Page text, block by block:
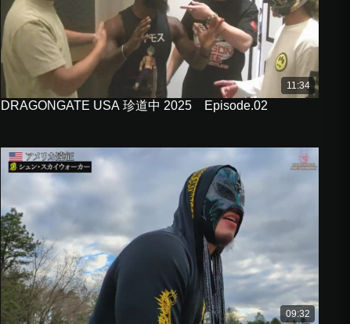
11:34
DRAGONGATE USA 珍道中 2025 Episode.02
09:32